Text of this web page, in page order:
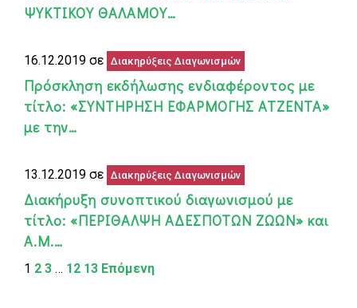
ΨΥΚΤΙΚΟΥ ΘΑΛΑΜΟΥ…
16.12.2019 σε Διακηρύξεις Διαγωνισμών
Πρόσκληση εκδήλωσης ενδιαφέροντος με
τίτλο: «ΣΥΝΤΗΡΗΣΗ ΕΦΑΡΜΟΓΗΣ ΑΤΖΕΝΤΑ»
με την…
13.12.2019 σε Διακηρύξεις Διαγωνισμών
Διακήρυξη συνοπτικού διαγωνισμού με
τίτλο: «ΠΕΡΙΘΑΛΨΗ ΑΔΕΣΠΟΤΩΝ ΖΩΩΝ» και
Α.Μ.…
1 2 3 … 12 13 Επόμενη